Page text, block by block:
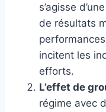
s’agisse
de résultats
incitent les
efforts.
L’effet de
régime avec